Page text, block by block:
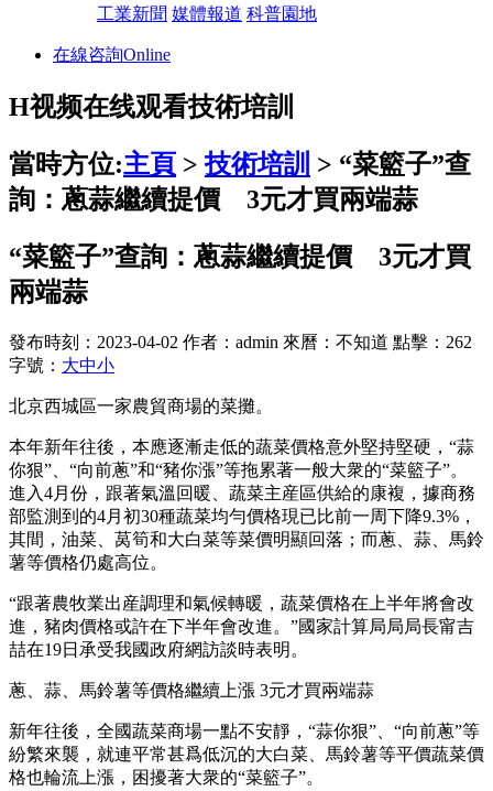
工業新聞 媒體報道 科普園地
在線咨詢Online
H视频在线观看技術培訓
當時方位:主頁 >技術培訓
> “菜籃子”查
詢：蔥蒜繼續提價 3元才買兩端蒜
“菜籃子”查詢：蔥蒜繼續提價 3元才買
兩端蒜
發布時刻：2023-04-02 作者：admin 來曆：不知道 點擊：262
字號： 大中小
北京西城區一家農貿商場的菜攤。
本年新年往後，本應逐漸走低的蔬菜價格意外堅持堅硬，“蒜
你狠”、“向前蔥”和“豬你漲”等拖累著一般大衆的“菜籃子”。
進入4月份，跟著氣溫回暖、蔬菜主産區供給的康複，據商務
部監測到的4月初30種蔬菜均勻價格現已比前一周下降9.3%，
其間，油菜、莴筍和大白菜等菜價明顯回落；而蔥、蒜、馬鈴
薯等價格仍處高位。
“跟著農牧業出産調理和氣候轉暖，蔬菜價格在上半年將會改
進，豬肉價格或許在下半年會改進。”國家計算局局局長甯吉
喆在19日承受我國政府網訪談時表明。
蔥、蒜、馬鈴薯等價格繼續上漲 3元才買兩端蒜
新年往後，全國蔬菜商場一點不安靜，“蒜你狠”、“向前蔥”等
紛繁來襲，就連平常甚爲低沉的大白菜、馬鈴薯等平價蔬菜價
格也輪流上漲，困擾著大衆的“菜籃子”。